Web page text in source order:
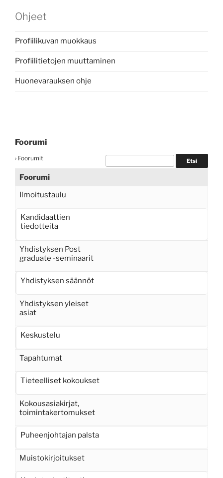
Ohjeet
Profiilikuvan muokkaus
Profiilitietojen muuttaminen
Huonevarauksen ohje
Foorumi
› Foorumit
Foorumi
Ilmoitustaulu
Kandidaattien
tiedotteita
Yhdistyksen Post
graduate -seminaarit
Yhdistyksen säännöt
Yhdistyksen yleiset
asiat
Keskustelu
Tapahtumat
Tieteelliset kokoukset
Kokousasiakirjat,
toimintakertomukset
Puheenjohtajan palsta
Muistokirjoitukset